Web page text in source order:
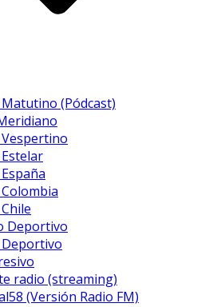
(Pódcast)
Deportivo
radio (streaming)
(Versión Radio FM)